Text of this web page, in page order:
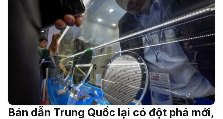
Bán dẫn Trung Quốc lại có đột phá mới,